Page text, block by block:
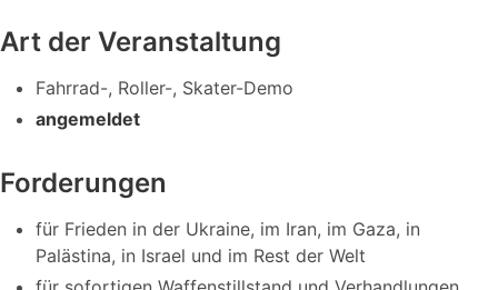
Art der Veranstaltung
Fahrrad-, Roller-, Skater-Demo
angemeldet
Forderungen
für Frieden in der Ukraine, im Iran, im Gaza, in
Palästina, in Israel und im Rest der Welt